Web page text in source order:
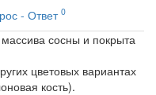
- Ответ 0
сосны и покрыта
цветовых вариантах
кость).